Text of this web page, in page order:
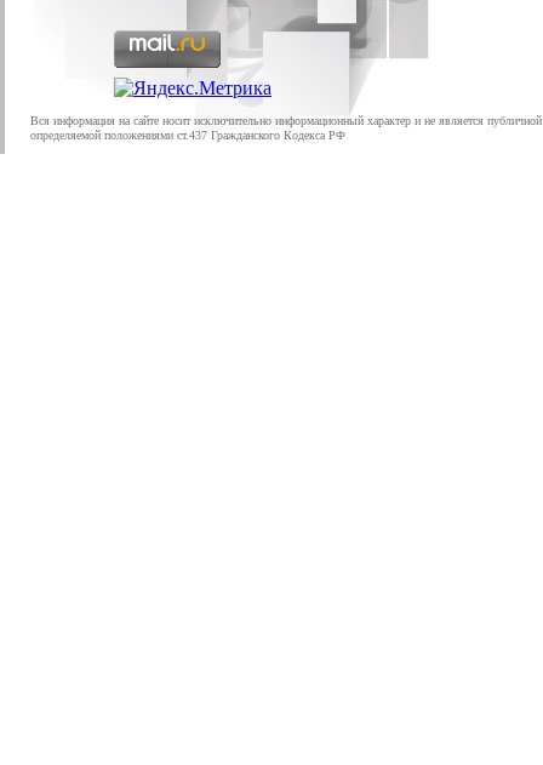
Вся информация на сайте носит исключительно информационный характер и не является
определяемой положениями ст.437 Гражданского Кодекса РФ